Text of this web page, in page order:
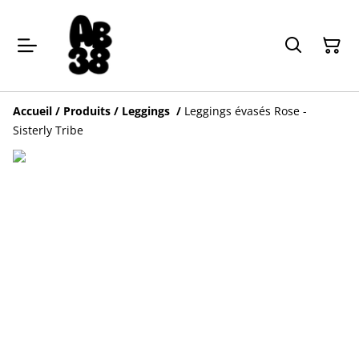
Accueil / Produits / Leggings / Leggings évasés Rose -
Sisterly Tribe